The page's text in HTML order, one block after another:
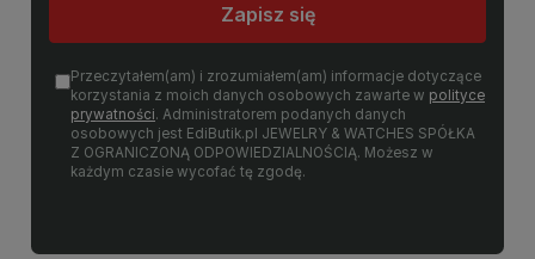
Zapisz się
Przeczytałem(am) i zrozumiałem(am) informacje dotyczące
korzystania z moich danych osobowych zawarte w polityce
prywatności. Administratorem podanych danych
osobowych jest EdiButik.pl JEWELRY & WATCHES SPÓŁKA
Z OGRANICZONĄ ODPOWIEDZIALNOŚCIĄ. Możesz w
każdym czasie wycofać tę zgodę.